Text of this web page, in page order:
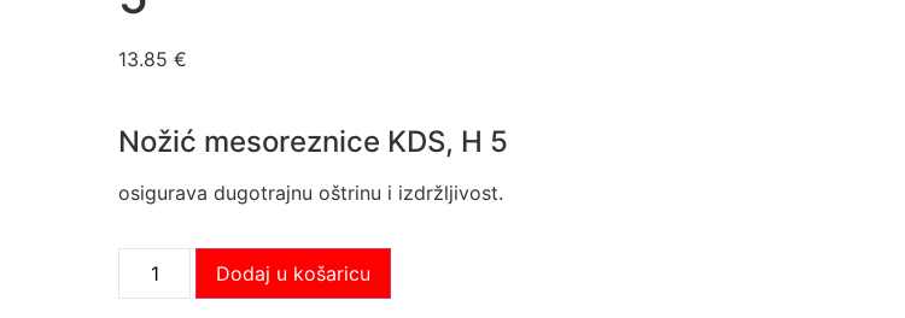
13.85 €
Nožić mesoreznice KDS, H 5
osigurava dugotrajnu oštrinu i izdržljivost.
Dodaj u košaricu